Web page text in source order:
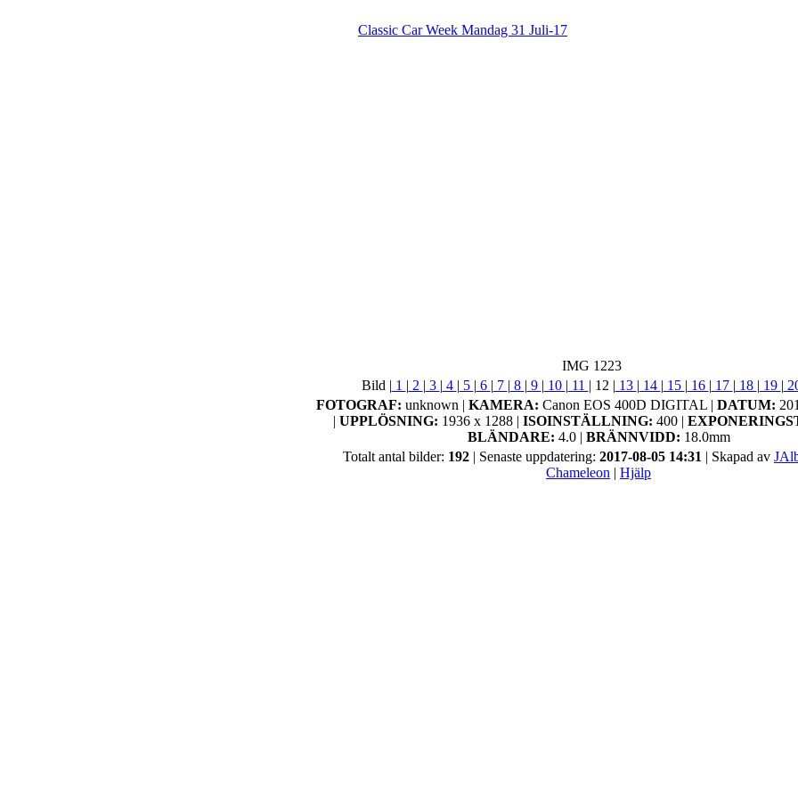
Classic Car Week Mandag 31 Juli-17
IMG 1223
Bild | 1 | 2 | 3 | 4 | 5 | 6 | 7 | 8 | 9 | 10 | 11 | 12 | 13 | 14 | 15 | 16 | 17 | 18 | 19 |
FOTOGRAF: unknown | KAMERA: Canon EOS 400D DIGITAL | DATUM:
| UPPLÖSNING: 1936 x 1288 | ISOINSTÄLLNING: 400 |
BLÄNDARE: 4.0 | BRÄNNVIDD: 18.0mm
Totalt antal bilder: 192 | Senaste uppdatering: 2017-08-05 14:31 | Skapad av
Chameleon | Hjälp